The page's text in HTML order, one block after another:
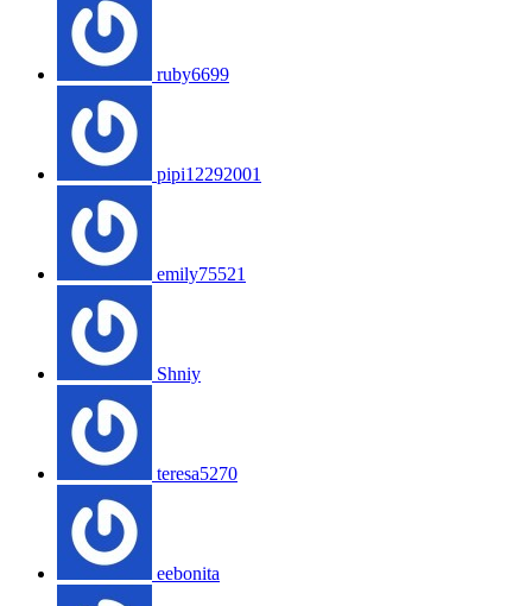
ruby6699
pipi12292001
emily75521
Shniy
teresa5270
eebonita